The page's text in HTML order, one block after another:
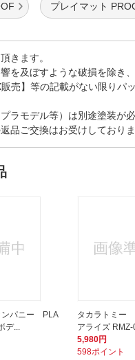
プレイマット
きます。
及ぼすような破損を除き
売】等の記載がない限り
モデル等）は別途塗装が必
ご交換はお受けしており
ンパニー PLA
デ...
タカラトミー
アライズ RMZ-
5,980円
598ポイント